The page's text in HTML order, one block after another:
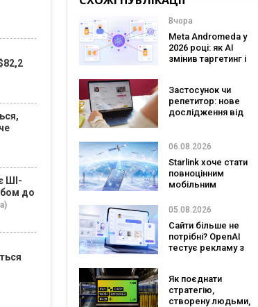
Вчора
Meta Andromeda у
2026 році: як AI
змінив таргетинг і
Застосунок чи
репетитор: нове
дослідження від
заговорити
іноземною мовою
06.08.2026
Starlink хоче стати
повноцінним
мобільним
SpaceX готує
Verizon, AT&T і T-
Mobile
05.08.2026
Сайти більше не
потрібні? OpenAI
тестує рекламу з
бренду
Як поєднати
стратегію,
створену людьми,
ШІ-
до